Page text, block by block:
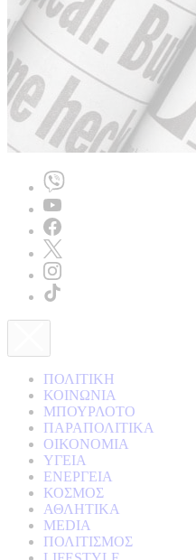
ΠΟΛΙΤΙΚΗ
ΚΟΙΝΩΝΙΑ
ΜΠΟΥΡΛΟΤΟ
ΠΑΡΑΠΟΛΙΤΙΚΑ
ΟΙΚΟΝΟΜΙΑ
ΥΓΕΙΑ
ΕΝΕΡΓΕΙΑ
ΚΟΣΜΟΣ
ΑΘΛΗΤΙΚΑ
MEDIA
ΠΟΛΙΤΙΣΜΟΣ